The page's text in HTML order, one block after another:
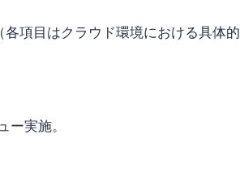
項目はクラウド環境における具体的
実施。